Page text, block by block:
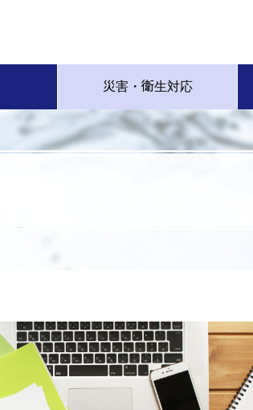
災害・衛生対応